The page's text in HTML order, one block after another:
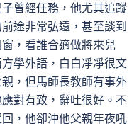
曾經任務，他尤其追蹤
途非常弘遠，甚至談到
，看誰合適做將來兒
方學外語，白白凈凈很文
，但馬師長教師有事外
對有致，辭吐很好。不
，他卻沖他父親年夜吼